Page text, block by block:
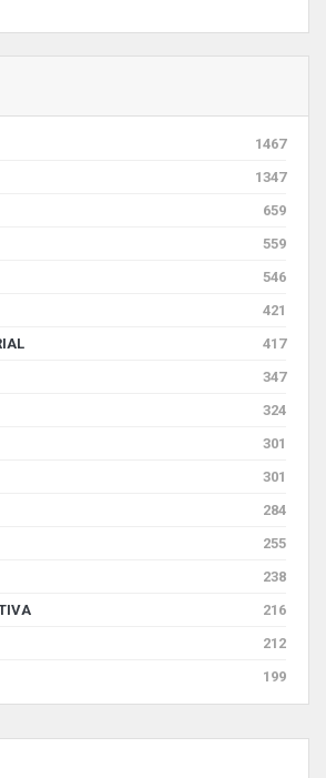
1467
1347
659
559
546
421
417
347
324
301
301
284
255
238
216
212
199